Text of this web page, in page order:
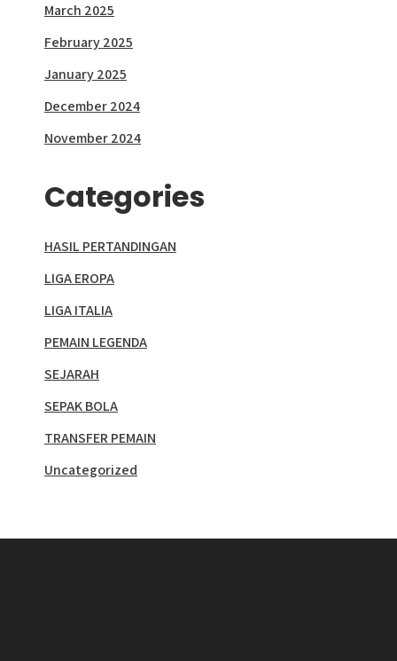
March 2025
February 2025
January 2025
December 2024
November 2024
Categories
HASIL PERTANDINGAN
LIGA EROPA
LIGA ITALIA
PEMAIN LEGENDA
SEJARAH
SEPAK BOLA
TRANSFER PEMAIN
Uncategorized